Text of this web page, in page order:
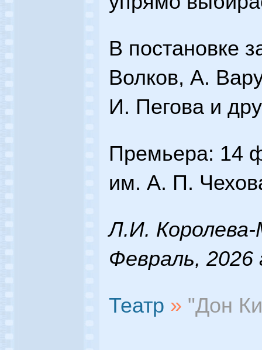
В постановке
Волков, А.
И. Пегова и
Премьера: 14
им. А. П.
Л.И.
Февраль, 2026
Театр » "Дон